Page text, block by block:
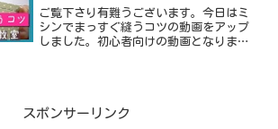
ご覧下さり有難うございます。今日はミ
シンでまっすぐ縫うコツの動画をアップ
しました。初心者向けの動画となりま
スポンサーリンク